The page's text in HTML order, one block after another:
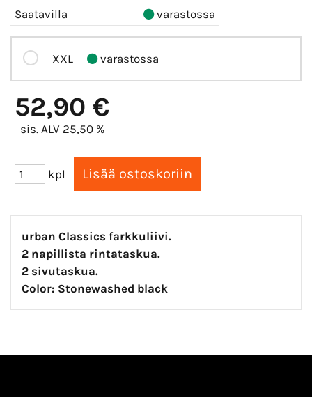
Saatavilla
varastossa
XXL varastossa
52,90 €
sis. ALV 25,50 %
kpl
urban Classics farkkuliivi.
2 napillista rintataskua.
2 sivutaskua.
Color: Stonewashed black